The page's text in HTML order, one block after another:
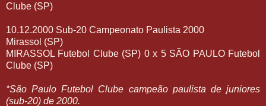
Clube (SP)
10.12.2000 Sub-20 Campeonato Paulista 2000
Mirassol (SP)
MIRASSOL Futebol Clube (SP) 0 x 5 SÃO PAULO Futebol
Clube (SP)
*São Paulo Futebol Clube campeão paulista de juniores
(sub-20) de 2000.